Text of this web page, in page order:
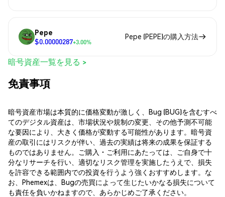
Pepe
$0.00000287+3.00%
Pepe (PEPE)の購入方法
暗号資産一覧を見る >
免責事項
暗号資産市場は本質的に価格変動が激しく、Bug (BUG)を含むすべ
てのデジタル資産は、市場状況や規制の変更、その他予測不可能
な要因により、大きく価格が変動する可能性があります。暗号資
産の取引にはリスクが伴い、過去の実績は将来の成果を保証する
ものではありません。ご購入・ご利用にあたっては、ご自身で十
分なリサーチを行い、適切なリスク管理を実施したうえで、損失
を許容できる範囲内での投資を行うよう強くおすすめします。な
お、Phemexは、Bugの売買によって生じたいかなる損失について
も責任を負いかねますので、あらかじめご了承ください。